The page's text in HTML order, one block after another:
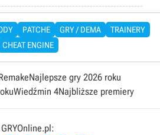
PATCHE GRY / DEMA
TRAINERY
CHEAT ENGINE
Najlepsze gry 2026 roku
Wiedźmin 4Najbliższe premiery
GRYOnline.pl: